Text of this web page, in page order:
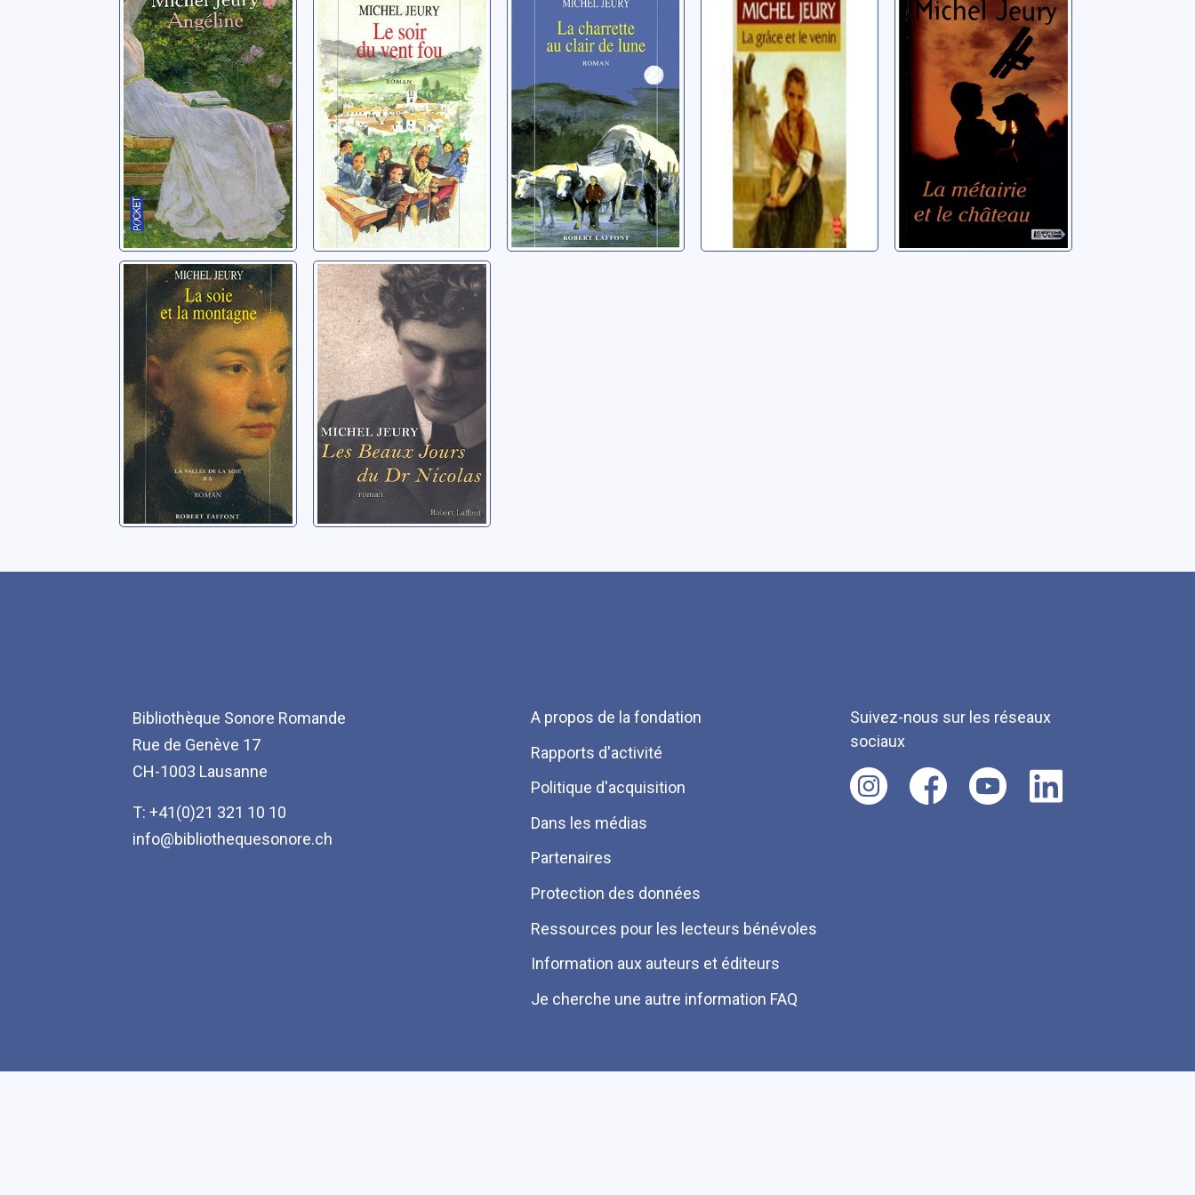
Jeury, Michel
vie: 03: Le soir du
vent fou
Jeury, Michel
clair de lune:
roman
Jeury, Michel
venin: roman
Jeury, Michel
château
Jeury, Michel
La vallée de la
soie: 02: La soie
et la montagne
Jeury, Michel
Les beaux jours
du docteur
Nicolas: roman
Jeury, Michel
Bibliothèque Sonore Romande
Rue de Genève 17
CH-1003 Lausanne
T: +41(0)21 321 10 10
info@bibliothequesonore.ch
Menu
Pied
de
page
A propos de la fondation
Rapports d'activité
Politique d'acquisition
Dans les médias
Partenaires
Protection des données
Ressources pour les lecteurs bénévoles
Information aux auteurs et éditeurs
Je cherche une autre information FAQ
Suivez-nous sur les réseaux
sociaux